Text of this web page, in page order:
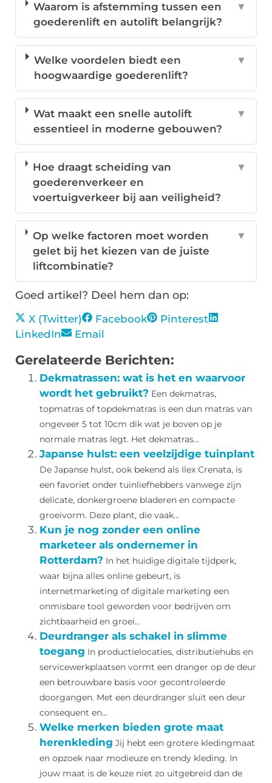
Waarom is afstemming tussen een
goederenlift en autolift belangrijk?
▼
Welke voordelen biedt een
hoogwaardige goederenlift?
▼
Wat maakt een snelle autolift
essentieel in moderne gebouwen?
▼
Hoe draagt scheiding van
goederenverkeer en
voertuigverkeer bij aan veiligheid?
▼
Op welke factoren moet worden
gelet bij het kiezen van de juiste
liftcombinatie?
▼
Goed artikel? Deel hem dan op:
X (Twitter) Facebook
Pinterest
LinkedIn
Email
Gerelateerde Berichten:
Dekmatrassen: wat is het en waarvoor
wordt het gebruikt? Een dekmatras,
topmatras of topdekmatras is een dun matras van
ongeveer 5 tot 10cm dik wat je boven op je
normale matras legt. Het dekmatras...
Japanse hulst: een veelzijdige tuinplant
De Japanse hulst, ook bekend als Ilex Crenata, is
een favoriet onder tuinliefhebbers vanwege zijn
delicate, donkergroene bladeren en compacte
groeivorm. Deze plant, die vaak...
Kun je nog zonder een online
marketeer als ondernemer in
Rotterdam? In het huidige digitale tijdperk,
waar bijna alles online gebeurt, is
internetmarketing of digitale marketing een
onmisbare tool geworden voor bedrijven om
zichtbaarheid en groei...
Deurdranger als schakel in slimme
toegang In productielocaties, distributiehubs en
servicewerkplaatsen vormt een dranger op de deur
een betrouwbare basis voor gecontroleerde
doorgangen. Met een deurdranger sluit een deur
consequent en...
Welke merken bieden grote maat
herenkleding Jij hebt een grotere kledingmaat
en opzoek naar modieuze en trendy kleding. In
jouw maat is de keuze niet zo uitgebreid dan de